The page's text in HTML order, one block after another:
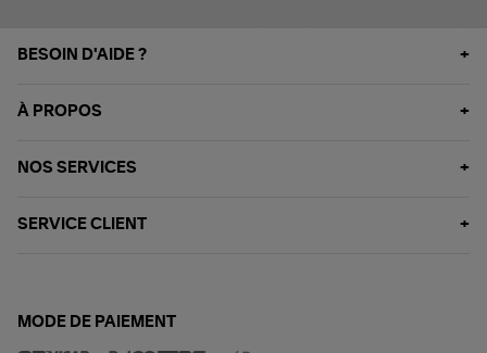
BESOIN D'AIDE ?
À PROPOS
NOS SERVICES
SERVICE CLIENT
MODE DE PAIEMENT